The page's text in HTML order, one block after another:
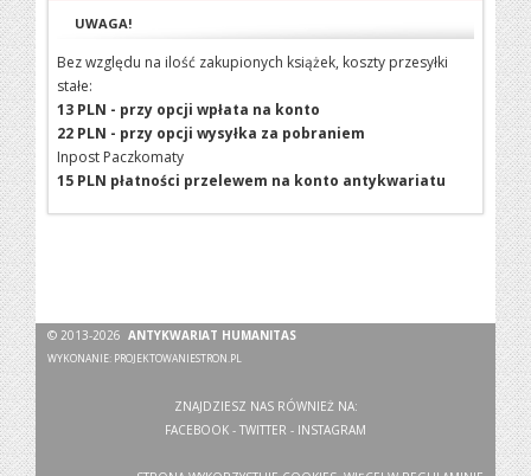
UWAGA!
Bez względu na ilość zakupionych książek, koszty przesyłki
stałe:
13 PLN - przy opcji wpłata na konto
22 PLN - przy opcji wysyłka za pobraniem
Inpost Paczkomaty
15 PLN płatności przelewem na konto antykwariatu
© 2013-2026ANTYKWARIAT HUMANITAS
WYKONANIE: PROJEKTOWANIESTRON.PL
ZNAJDZIESZ NAS RÓWNIEŻ NA:
FACEBOOK - TWITTER - INSTAGRAM